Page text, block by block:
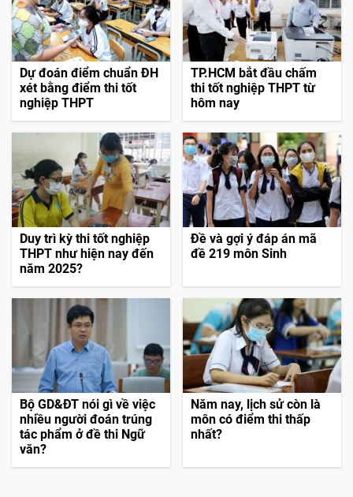
Dự đoán điểm chuẩn ĐH
xét bằng điểm thi tốt
nghiệp THPT
TP.HCM bắt đầu chấm
thi tốt nghiệp THPT từ
hôm nay
Duy trì kỳ thi tốt nghiệp
THPT như hiện nay đến
năm 2025?
Đề và gợi ý đáp án mã
đề 219 môn Sinh
Bộ GD&ĐT nói gì về việc
nhiều người đoán trúng
tác phẩm ở đề thi Ngữ
văn?
Năm nay, lịch sử còn là
môn có điểm thi thấp
nhất?